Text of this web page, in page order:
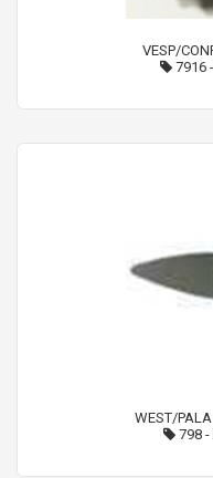
VESP/
7916-
WEST/
798 -